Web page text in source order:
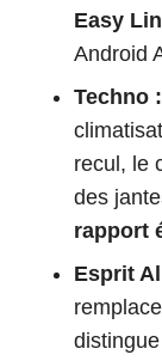
Easy
Android
Techno :
recul, le
des
rapport
Esprit